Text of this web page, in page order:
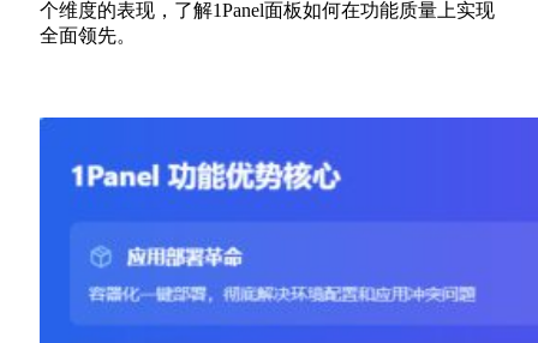
个维度的表现，了解1Panel面板如何在功能质量上实现
全面领先。